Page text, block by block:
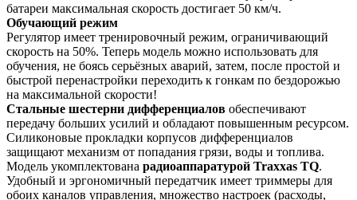
батареи максимальная скорость достигает 50 км/ч.
Обучающий режим
Регулятор имеет тренировочный режим, ограничивающий
скорость на 50%. Теперь модель можно использовать для
обучения, не боясь серьёзных аварий, затем, после простой и
быстрой перенастройки переходить к гонкам по бездорожью
на максимальной скорости!
Стальные шестерни дифференциалов обеспечивают
передачу больших усилий и обладают повышенным ресурсом.
Силиконовые прокладки корпусов дифференциалов
защищают механизм от попадания грязи, воды и топлива.
Модель укомплектована радиоаппаратурой Traxxas TQ.
Удобный и эргономичный передатчик имеет триммеры для
обоих каналов управления, множество настроек (расходы,